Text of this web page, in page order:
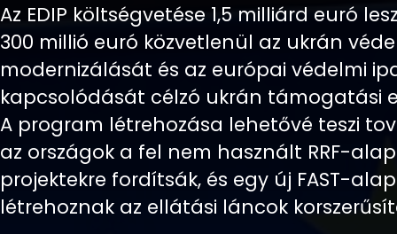
Az EDIP költségvetése 1,5 milliárd euró
300 millió euró közvetlenül az ukrán
modernizálását és az európai védelmi
kapcsolódását célzó ukrán támogatási
A program létrehozása lehetővé teszi
az országok a fel nem használt RRF-
projektekre fordítsák, és egy új FAST-
létrehoznak az ellátási láncok